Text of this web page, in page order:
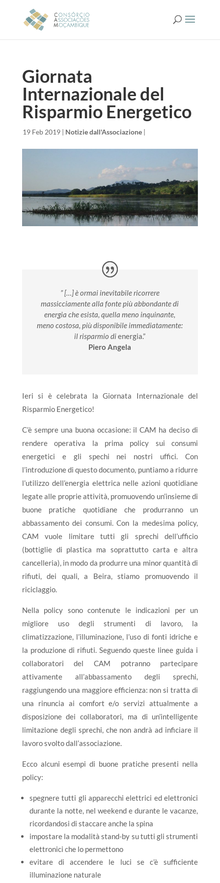
Giornata
Internazionale del
Risparmio Energetico
19 Feb 2019| Notizie dall'Associazione|
” […] è ormai inevitabile ricorrere
massicciamente alla fonte più abbondante di
energia che esista,quella meno inquinante,
meno costosa, più disponibile immediatamente:
il risparmio dienergia.”
Piero Angela
Ieri si è celebrata la Giornata Internazionale del
Risparmio Energetico!
C’è sempre una buona occasione: il CAM ha deciso di
rendere operativa la prima policy sui consumi
energetici e gli spechi nei nostri uffici. Con
l’introduzione di questo documento, puntiamo a ridurre
l’utilizzo dell’energia elettrica nelle azioni quotidiane
legate alle proprie attività, promuovendo un’insieme di
buone pratiche quotidiane che produrranno un
abbassamento dei consumi. Con la medesima policy,
CAM vuole limitare tutti gli sprechi dell’ufficio
(bottiglie di plastica ma soprattutto carta e altra
cancelleria), in modo da produrre una minor quantità di
rifiuti, dei quali, a Beira, stiamo promuovendo il
riciclaggio.
Nella policy sono contenute le indicazioni per un
migliore uso degli strumenti di lavoro, la
climatizzazione, l’illuminazione, l’uso di fonti idriche e
la produzione di rifiuti. Seguendo queste linee guida i
collaboratori del CAM potranno partecipare
attivamente all’abbassamento degli sprechi,
raggiungendo una maggiore efficienza: non si tratta di
una rinuncia ai comfort e/o servizi attualmente a
disposizione dei collaboratori, ma di un’intelligente
limitazione degli sprechi, che non andrà ad inficiare il
lavoro svolto dall’associazione.
Ecco alcuni esempi di buone pratiche presenti nella
policy:
spegnere tutti gli apparecchi elettrici ed elettronici
durante la notte, nel weekend e durante le vacanze,
ricordandosi di staccare anche la spina
impostare la modalità stand-by su tutti gli strumenti
elettronici che lo permettono
evitare di accendere le luci se c’è sufficiente
illuminazione naturale